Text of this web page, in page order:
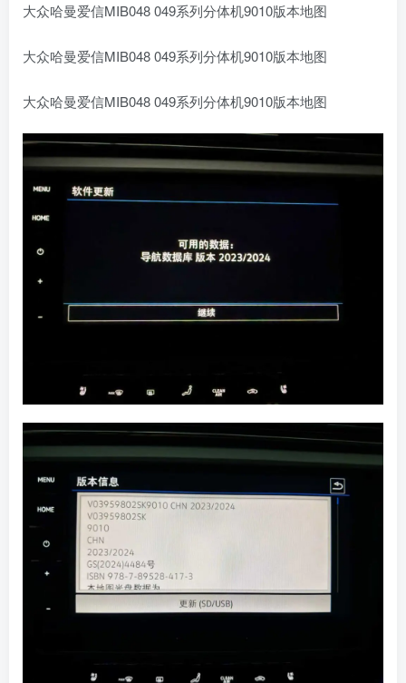
大众哈曼爱信MIB048 049系列分体机9010版本地图
大众哈曼爱信MIB048 049系列分体机9010版本地图
大众哈曼爱信MIB048 049系列分体机9010版本地图